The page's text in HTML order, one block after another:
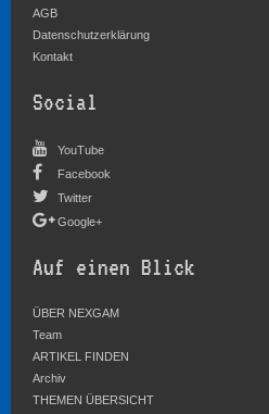
AGB
Datenschutzerklärung
Kontakt
Social
YouTube
Facebook
Twitter
Google+
Auf einen Blick
ÜBER NEXGAM
Team
ARTIKEL FINDEN
Archiv
THEMEN ÜBERSICHT